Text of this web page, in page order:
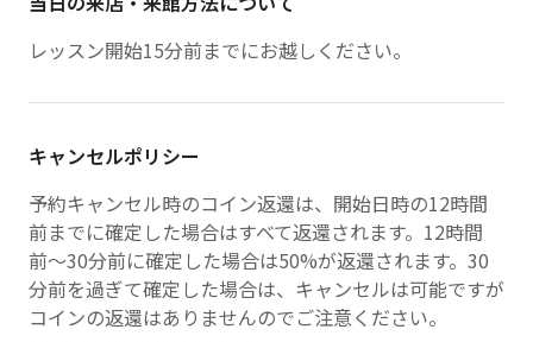
レッスン開始15分前までにお越しください。
キャンセルポリシー
予約キャンセル時のコイン返還は、開始日時の12時間
前までに確定した場合はすべて返還されます。12時間
前〜30分前に確定した場合は50%が返還されます。30
分前を過ぎて確定した場合は、キャンセルは可能ですが
コインの返還はありませんのでご注意ください。